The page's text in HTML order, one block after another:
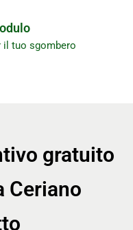
il tuo sgombero
gratuito
Ceriano